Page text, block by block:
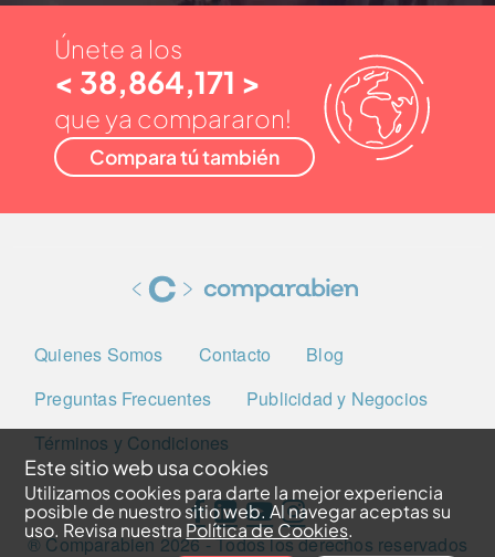
Únete a los
< 38,864,171 >
que ya compararon!
Compara tú también
Quienes Somos Contacto
Blog
Preguntas Frecuentes
Publicidad y Negocios
Términos y Condiciones
® Comparabien2026- Todos los derechos reservados
Este sitio web usa cookies
Utilizamos cookies para darte la mejor experiencia
posible de nuestro sitio web. Al navegar aceptas su
uso. Revisa nuestra Política de Cookies.